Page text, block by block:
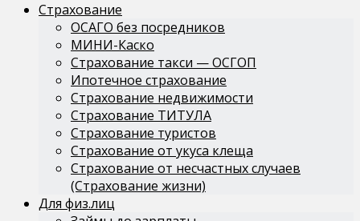
Страхование
ОСАГО без посредников
МИНИ-Каско
Страхование такси — ОСГОП
Ипотечное страхование
Страхование недвижимости
Страхование ТИТУЛА
Страхование туристов
Страхование от укуса клеща
Страхование от несчастных случаев
(Страхование жизни)
Для физ.лиц